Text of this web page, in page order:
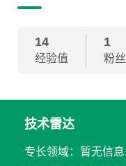
14
经验值
1
粉丝
技术雷达
专长领域：暂无信息